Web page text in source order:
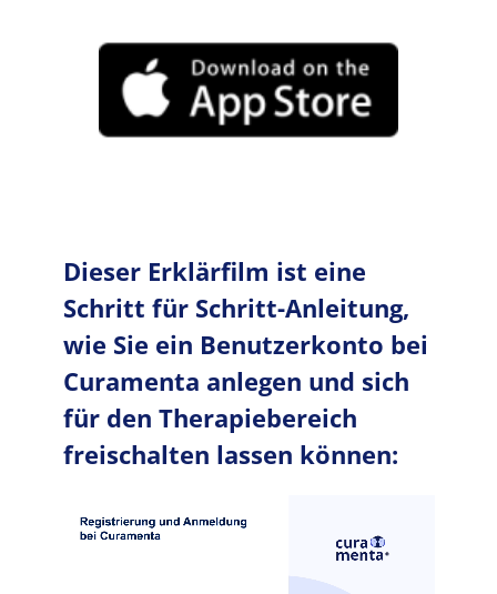
Dieser Erklärfilm ist eine
Schritt für Schritt-Anleitung,
wie Sie ein Benutzerkonto bei
Curamenta anlegen und sich
für den Therapiebereich
freischalten lassen können: